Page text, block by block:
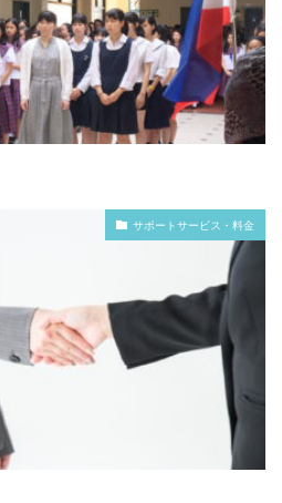
サポートサービス・料金